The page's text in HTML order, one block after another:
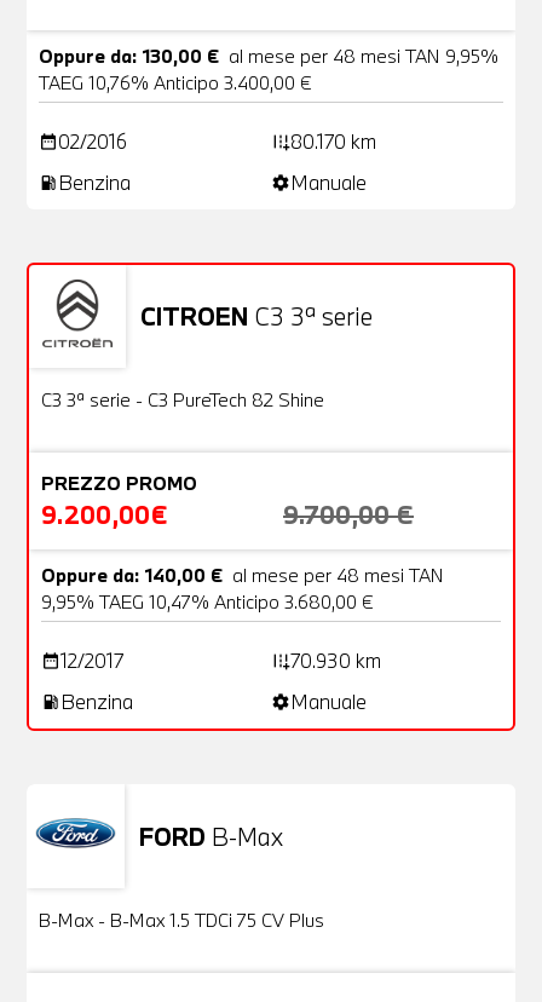
Oppure da: 130,00 € al mese per 48 mesi TAN 9,95%
TAEG 10,76% Anticipo 3.400,00 €
date_range02/2016 add_road80.170 km
local_gas_station Benzina settingsManuale
CITROEN C3 3ª serie
OFFERTA
Usato
C3 3ª serie - C3 PureTech 82 Shine
PREZZO PROMO
9.200,00€ 9.700,00 €
Oppure da: 140,00 € al mese per 48 mesi TAN
9,95% TAEG 10,47% Anticipo 3.680,00 €
date_range12/2017 add_road70.930 km
local_gas_station Benzina settingsManuale
FORD B-Max
B-Max - B-Max 1.5 TDCi 75 CV Plus